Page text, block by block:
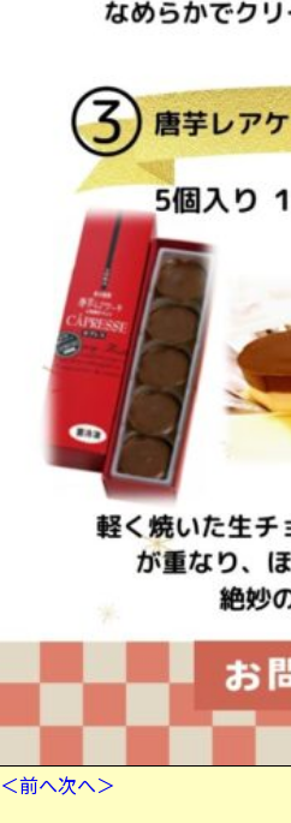
＜前へ次へ＞